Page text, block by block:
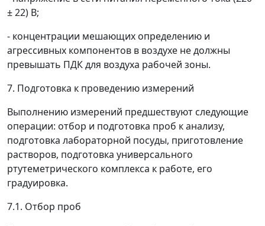
± 22) В;
- концентрации мешающих определению и
агрессивных компонентов в воздухе не должны
превышать ПДК для воздуха рабочей зоны.
7. Подготовка к проведению измерений
Выполнению измерений предшествуют следующие
операции: отбор и подготовка проб к анализу,
подготовка лабораторной посуды, приготовление
растворов, подготовка универсального
ртутеметрического комплекса к работе, его
градуировка.
7.1. Отбор проб